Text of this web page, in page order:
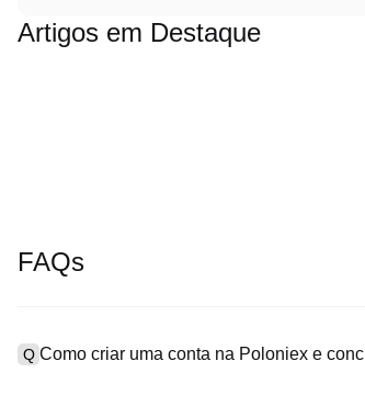
Artigos em Destaque
FAQs
Q Como criar uma conta na Poloniex e